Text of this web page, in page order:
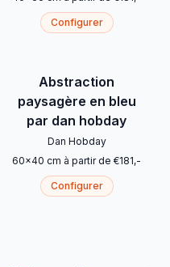
Configurer
Abstraction
paysagère en bleu
par dan hobday
Dan Hobday
60x40 cm à partir de €181,-
Configurer